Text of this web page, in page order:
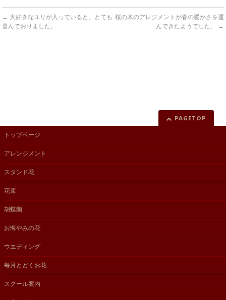
← 大好きなユリが入っていると、とても
喜んでおりました。
桜の木のアレジメントが春の暖かさを運
んできたようでした。
→
PAGETOP
トップページ
アレンジメント
スタンド花
花束
胡蝶蘭
お悔やみの花
ウエディング
毎月とどくお花
スクール案内